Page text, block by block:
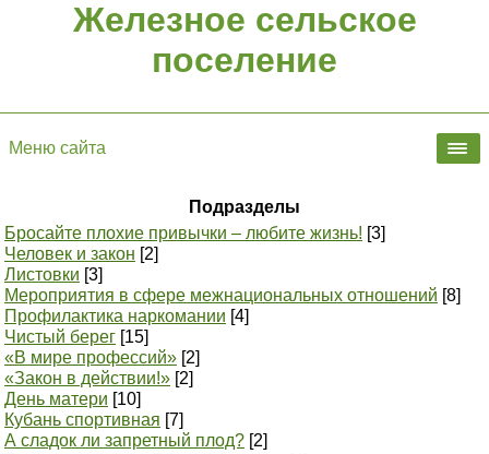
Железное сельское
поселение
Меню сайта
Подразделы
Бросайте плохие привычки – любите жизнь! [3]
Человек и закон [2]
Листовки [3]
Мероприятия в сфере межнациональных отношений [8]
Профилактика наркомании [4]
Чистый берег [15]
«В мире профессий» [2]
«Закон в действии!» [2]
День матери [10]
Кубань спортивная [7]
А сладок ли запретный плод? [2]